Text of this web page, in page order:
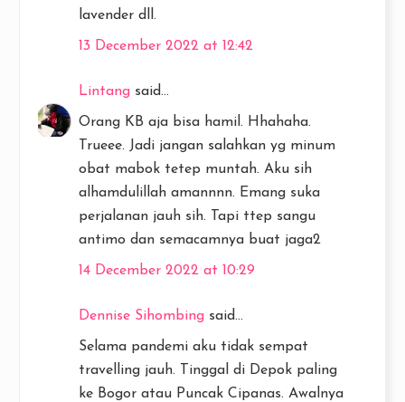
lavender dll.
13 December 2022 at 12:42
Lintang said...
Orang KB aja bisa hamil. Hhahaha.
Trueee. Jadi jangan salahkan yg minum
obat mabok tetep muntah. Aku sih
alhamdulillah amannnn. Emang suka
perjalanan jauh sih. Tapi ttep sangu
antimo dan semacamnya buat jaga2
14 December 2022 at 10:29
Dennise Sihombing said...
Selama pandemi aku tidak sempat
travelling jauh. Tinggal di Depok paling
ke Bogor atau Puncak Cipanas. Awalnya